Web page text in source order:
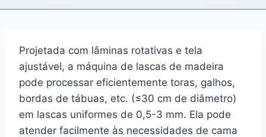
Projetada com lâminas rotativas e tela
ajustável, a máquina de lascas de madeira
pode processar eficientemente toras, galhos,
bordas de tábuas, etc. (≤30 cm de diâmetro)
em lascas uniformes de 0,5-3 mm. Ela pode
atender facilmente às necessidades de cama